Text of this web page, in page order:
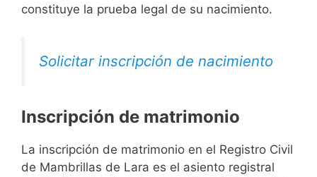
constituye la prueba legal de su nacimiento.
Solicitar inscripción de nacimiento
Inscripción de matrimonio
La inscripción de matrimonio en el Registro Civil
de Mambrillas de Lara es el asiento registral